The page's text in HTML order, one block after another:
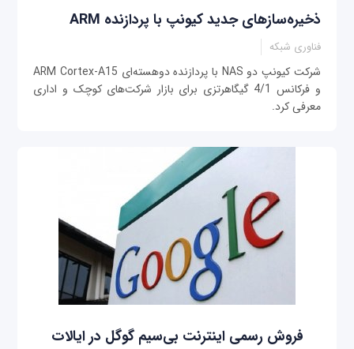
ذخیره‌سازهای جدید کیونپ با پردازنده ARM
فناوری شبکه
شرکت کیونپ دو NAS با پردازنده دوهسته‌ای ARM Cortex-A15
و فرکانس 4/1 گیگاهرتزی برای بازار شرکت‌های کوچک و اداری
معرفی کرد.
فروش رسمی اینترنت بی‌سیم گوگل در ایالات